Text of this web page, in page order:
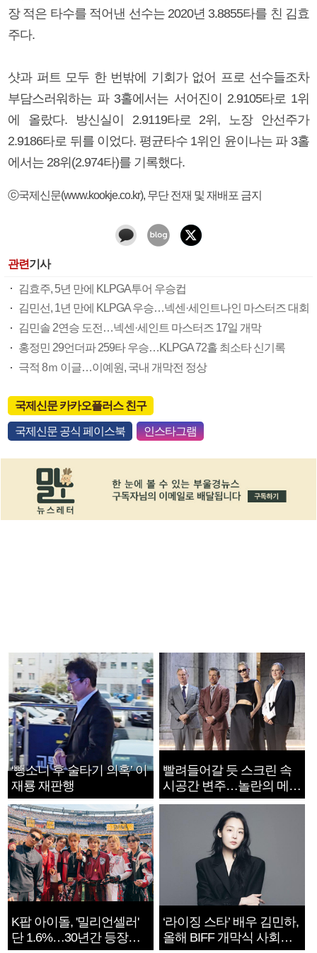
장 적은 타수를 적어낸 선수는 2020년 3.8855타를 친 김효
주다.
샷과 퍼트 모두 한 번밖에 기회가 없어 프로 선수들조차
부담스러워하는 파 3홀에서는 서어진이 2.9105타로 1위
에 올랐다. 방신실이 2.9119타로 2위, 노장 안선주가
2.9186타로 뒤를 이었다. 평균타수 1위인 윤이나는 파 3홀
에서는 28위(2.974타)를 기록했다.
ⓒ국제신문(www.kookje.co.kr), 무단 전재 및 재배포 금지
관련기사
김효주, 5년 만에 KLPGA투어 우승컵
김민선, 1년 만에 KLPGA 우승…넥센·세인트나인 마스터즈 대회
김민솔 2연승 도전…넥센·세인트 마스터즈 17일 개막
홍정민 29언더파 259타 우승…KLPGA 72홀 최소타 신기록
극적 8ｍ 이글…이예원, 국내 개막전 정상
국제신문 카카오플러스 친구
국제신문 공식 페이스북 인스타그램
‘뺑소니 후 술타기 의혹’ 이
재룡 재판행
빨려들어갈 듯 스크린 속
시공간 변주…놀란의 메시
지는 ‘전쟁 속죄’
K팝 아이돌, '밀리언셀러'
단 1.6%…30년간 등장
‘라이징 스타’ 배우 김민하,
올해 BIFF 개막식 사회자